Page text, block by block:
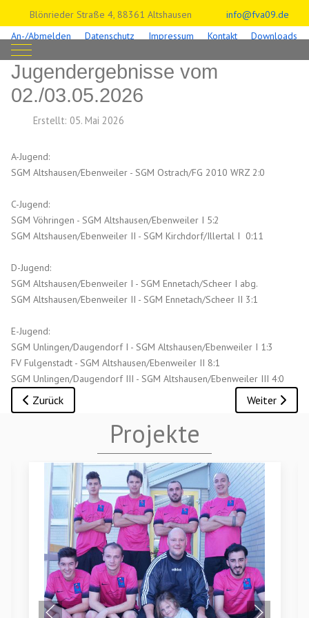
Blönrieder Straße 4, 88361 Altshausen
info@fva09.de
An-/Abmelden
Datenschutz Impressum Kontakt
Downloads
Mobile Menu Toggle
Jugendergebnisse vom
02./03.05.2026
Erstellt: 05. Mai 2026
A-Jugend:
SGM Altshausen/Ebenweiler - SGM Ostrach/FG 2010 WRZ 2:0
C-Jugend:
SGM Vöhringen - SGM Altshausen/Ebenweiler I 5:2
SGM Altshausen/Ebenweiler II - SGM Kirchdorf/Illertal I 0:11
D-Jugend:
SGM Altshausen/Ebenweiler I - SGM Ennetach/Scheer I abg.
SGM Altshausen/Ebenweiler II - SGM Ennetach/Scheer II 3:1
E-Jugend:
SGM Unlingen/Daugendorf I - SGM Altshausen/Ebenweiler I 1:3
FV Fulgenstadt - SGM Altshausen/Ebenweiler II 8:1
SGM Unlingen/Daugendorf III - SGM Altshausen/Ebenweiler III 4:0
Vorheriger Beitrag: Bambini und F-Jugend Spieltag am 9. Mai
Zurück Nächster
Weiter
Projekte